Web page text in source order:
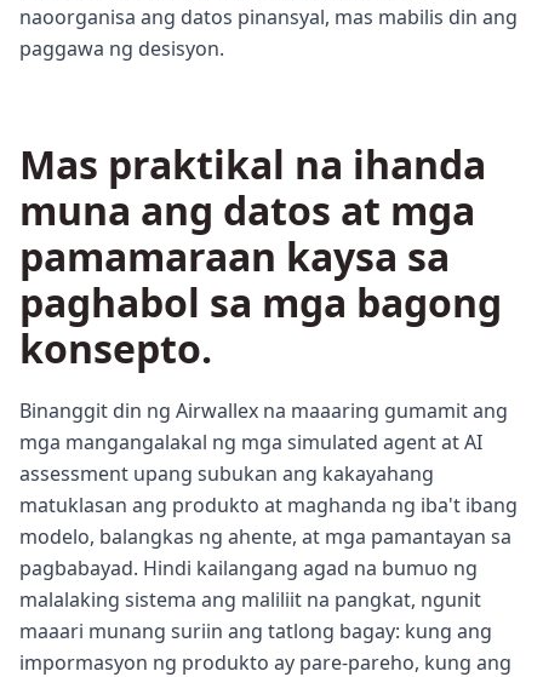
naoorganisa ang datos pinansyal, mas mabilis din ang
paggawa ng desisyon.
Mas praktikal na ihanda
muna ang datos at mga
pamamaraan kaysa sa
paghabol sa mga bagong
konsepto.
Binanggit din ng Airwallex na maaaring gumamit ang
mga mangangalakal ng mga simulated agent at AI
assessment upang subukan ang kakayahang
matuklasan ang produkto at maghanda ng iba't ibang
modelo, balangkas ng ahente, at mga pamantayan sa
pagbabayad. Hindi kailangang agad na bumuo ng
malalaking sistema ang maliliit na pangkat, ngunit
maaari munang suriin ang tatlong bagay: kung ang
impormasyon ng produkto ay pare-pareho, kung ang